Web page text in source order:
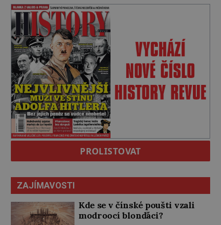
PROLISTOVAT
ZAJÍMAVOSTI
Kde se v čínské poušti vzali
modroocí blonďáci?